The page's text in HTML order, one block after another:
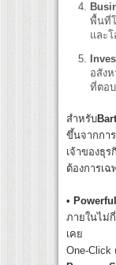
พื้นที่
และ
อสัง
ที่ตอ
สำหรับ
ขึ้นจากกา
เจ้าของธุ
ต้องการเฉ
•
ภายในไม่
เค
One-Click